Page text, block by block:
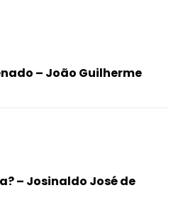
– João Guilherme
– Josinaldo José de